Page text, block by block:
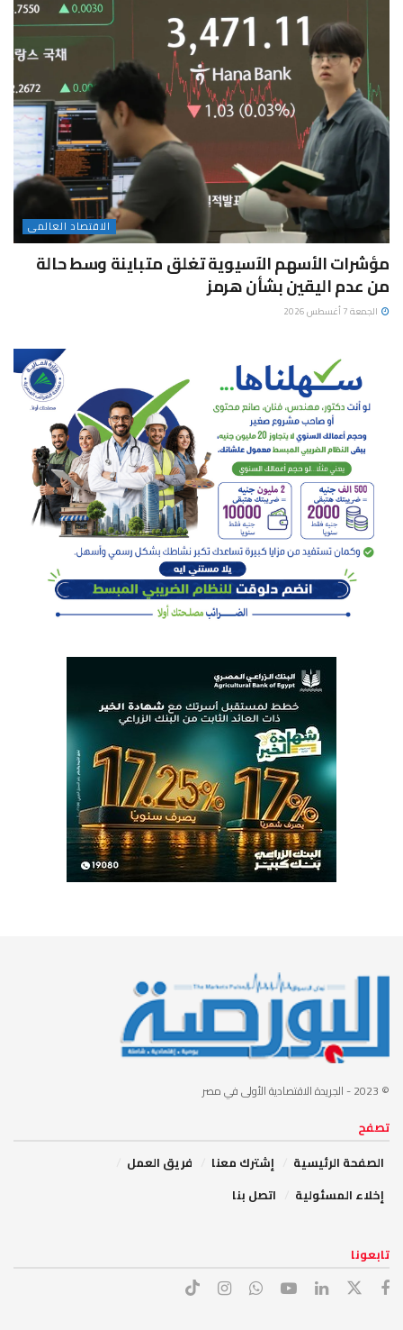
الاقتصاد العالمى
مؤشرات الأسهم الآسيوية تغلق متباينة وسط حالة
من عدم اليقين بشأن هرمز
الجمعة 7 أغسطس 2026
© 2023 - الجريدة الاقتصادية الأولى في مصر
تصفح
الصفحة الرئيسية
إشترك معنا
فريق العمل
إخلاء المسئولية
اتصل بنا
تابعونا